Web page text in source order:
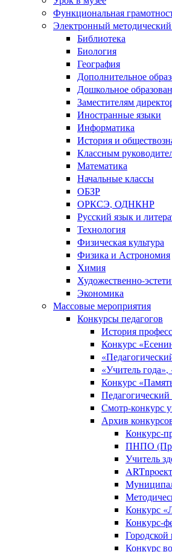
Функциональная
Электронный
Библиотека
Биология
География
Дополнительное
Дошкольное
Заместителям
Иностранные языки
Информатика
История и
Классным
Математика
Начальные классы
ОБЗР
ОРКСЭ, ОДНКНР
Русский язык и
Технология
Физическая культура
Физика и Астрономия
Химия
Художественно-
Экономика
Массовые мероприятия
Конкурсы педагогов
История
Конкурс
«Учитель
Конкурс
Педагогический
Смотр-конкурс
Архив
Конкурс-
ПНПО
Учитель
Конкурс
Конкурс-
Конкурс